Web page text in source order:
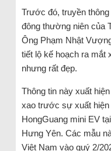
Trước đó, truyền
đông thường niên của
Ông Phạm Nhật
tiết lộ kế hoạch ra mắt
nhưng rất đẹp.
Thông tin này xuất
xao trước sự xuất hiện
HongGuang mini EV
Hưng Yên. Các mẫu
Việt Nam vào quý 2/